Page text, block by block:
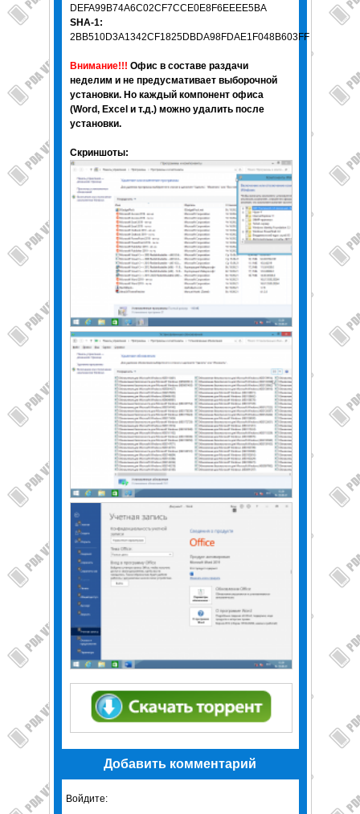
DEFA99B74A6C02CF7CCE0E8F6EEEE5BA
SHA-1:
2BB510D3A1342CF1825DBDA98FDAE1F048B603FF
Внимание!!! Офис в составе раздачи
неделим и не предусмативает выборочной
установки. Но каждый компонент офиса
(Word, Excel и т.д.) можно удалить после
установки.
Скриншоты:
Добавить комментарий
Войдите: